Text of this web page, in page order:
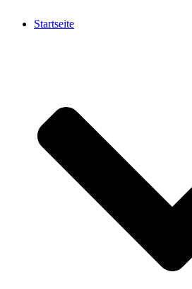
Startseite